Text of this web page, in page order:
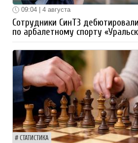
09:04 | 4 августа
Сотрудники СинТЗ
по арбалетному спорту
СТАТИСТИКА